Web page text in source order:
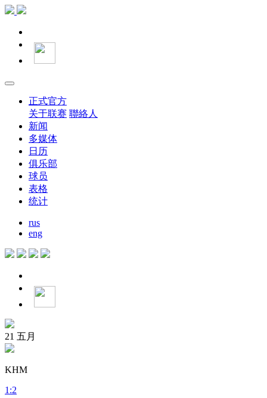
正式官方
关于联赛 聯絡人
新闻
多媒体
日历
俱乐部
球员
表格
统计
rus
eng
21 五月
KHM
1 :2